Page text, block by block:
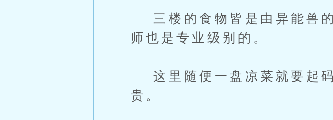
三楼的食物皆是由异能兽
师也是专业级别的。
这里随便一盘凉菜就要起
贵。